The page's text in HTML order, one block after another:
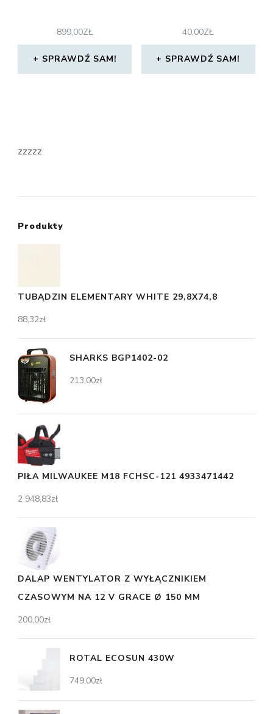
899,00ZŁ
SPRAWDŹ SAM!
40,00ZŁ
SPRAWDŹ SAM!
zzzzz
Produkty
TUBĄDZIN ELEMENTARY WHITE 29,8X74,8
88,32zł
SHARKS BGP1402-02
213,00zł
PIŁA MILWAUKEE M18 FCHSC-121 4933471442
2 948,83zł
DALAP WENTYLATOR Z WYŁĄCZNIKIEM
CZASOWYM NA 12 V GRACE Ø 150 MM
200,00zł
ROTAL ECOSUN 430W
749,00zł